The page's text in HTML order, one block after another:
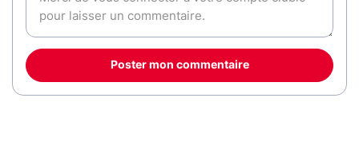
Poster mon commentaire